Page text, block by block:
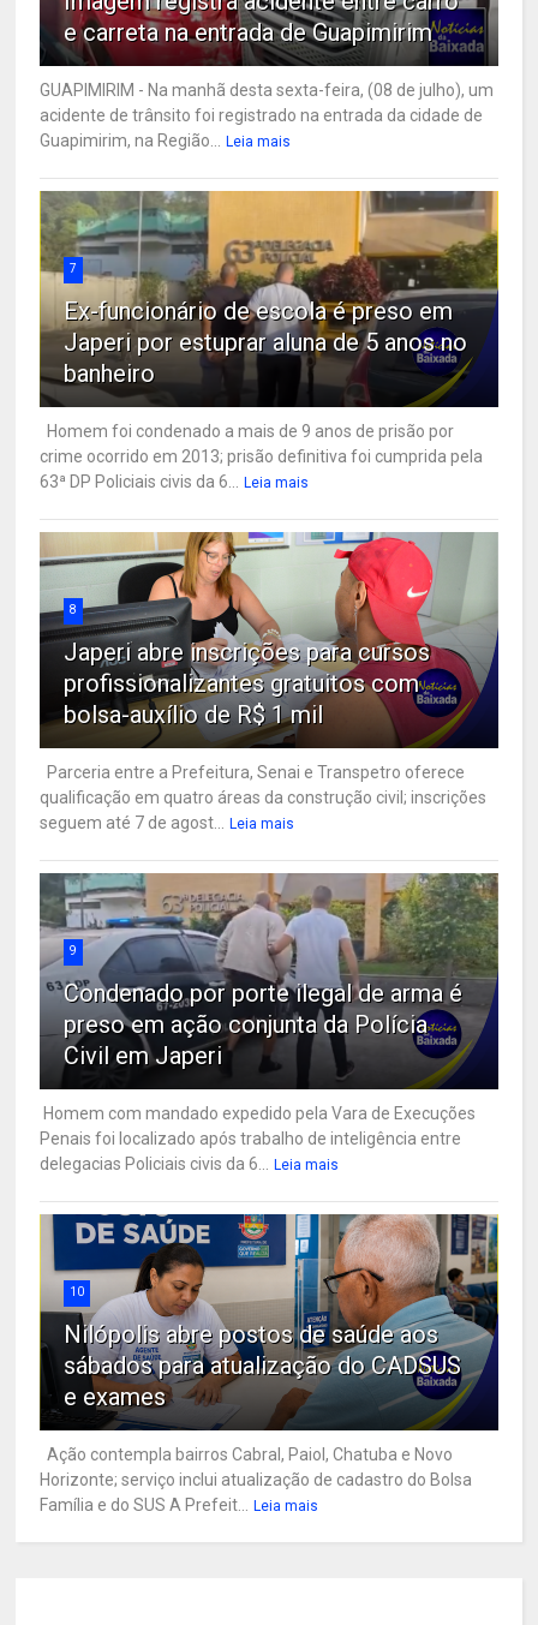
e carreta na entrada de Guapimirim
GUAPIMIRIM - Na manhã desta sexta-feira, (08 de julho), um
acidente de trânsito foi registrado na entrada da cidade de
Guapimirim, na Região...
Leia mais
7
Ex-funcionário de escola é preso em
Japeri por estuprar aluna de 5 anos no
banheiro
Homem foi condenado a mais de 9 anos de prisão por
crime ocorrido em 2013; prisão definitiva foi cumprida pela
63ª DP Policiais civis da 6...
Leia mais
8
Japeri abre inscrições para cursos
profissionalizantes gratuitos com
bolsa-auxílio de R$ 1 mil
Parceria entre a Prefeitura, Senai e Transpetro oferece
qualificação em quatro áreas da construção civil; inscrições
seguem até 7 de agost...
Leia mais
9
Condenado por porte ilegal de arma é
preso em ação conjunta da Polícia
Civil em Japeri
Homem com mandado expedido pela Vara de Execuções
Penais foi localizado após trabalho de inteligência entre
delegacias Policiais civis da 6...
Leia mais
10
Nilópolis abre postos de saúde aos
sábados para atualização do CADSUS
e exames
Ação contempla bairros Cabral, Paiol, Chatuba e Novo
Horizonte; serviço inclui atualização de cadastro do Bolsa
Família e do SUS A Prefeit...
Leia mais